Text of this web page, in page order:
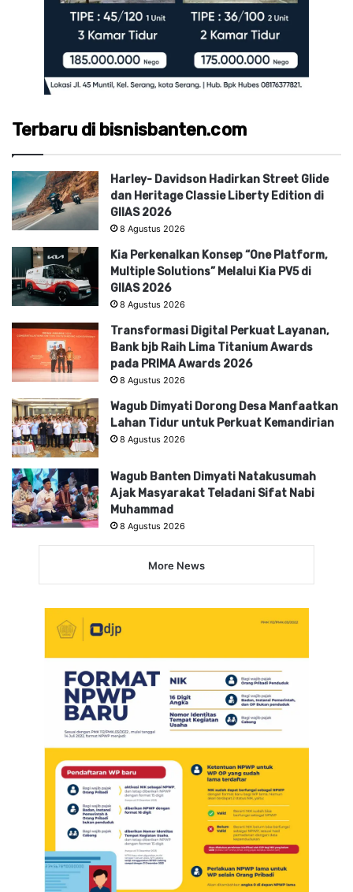
Terbaru di bisnisbanten.com
Harley- Davidson Hadirkan Street Glide
dan Heritage Classie Liberty Edition di
GIIAS 2026
8 Agustus 2026
Kia Perkenalkan Konsep “One Platform,
Multiple Solutions” Melalui Kia PV5 di
GIIAS 2026
8 Agustus 2026
Transformasi Digital Perkuat Layanan,
Bank bjb Raih Lima Titanium Awards
pada PRIMA Awards 2026
8 Agustus 2026
Wagub Dimyati Dorong Desa Manfaatkan
Lahan Tidur untuk Perkuat Kemandirian
8 Agustus 2026
Wagub Banten Dimyati Natakusumah
Ajak Masyarakat Teladani Sifat Nabi
Muhammad
8 Agustus 2026
More News